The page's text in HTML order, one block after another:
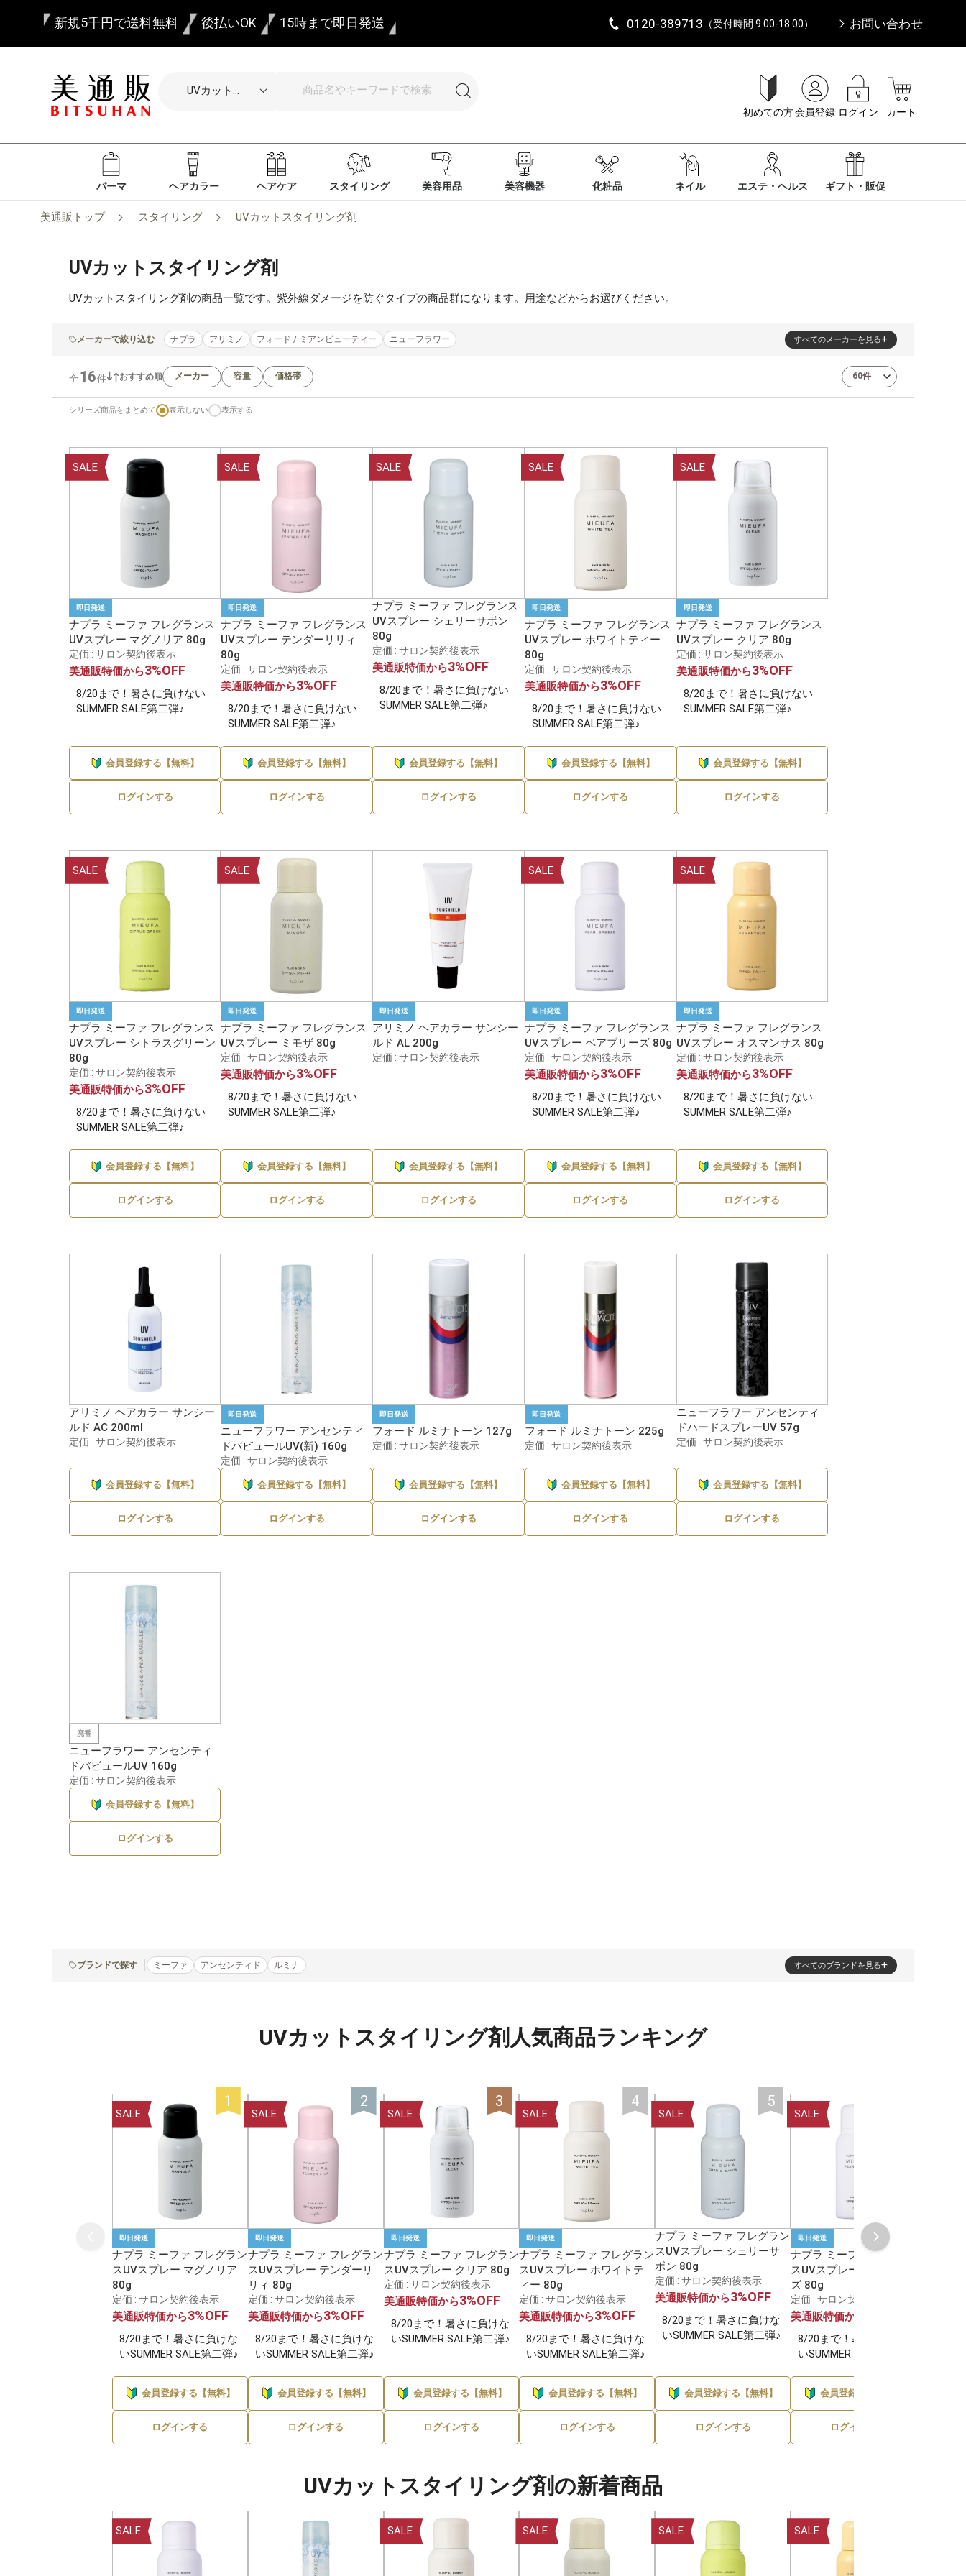
新規5千円で送料無料 後払いOK 15時まで即日発送 0120-389713 （受付時間 9:00-18:00） お問い合わせ
初めての方会員登録 ログイン カート
パーマ ヘアカラー ヘアケア スタイリング 美容用品 美容機器 化粧品 ネイル エステ・ヘルス ギフト・販促
美通販トップ スタイリング UVカットスタイリング剤
UVカットスタイリング剤
UVカットスタイリング剤の商品一覧です。紫外線ダメージを防ぐタイプの商品群になります。用途などからお選びください。
メーカーで絞り込む ナプラ アリミノ フォード / ミアンビューティー ニューフラワー すべてのメーカーを見る
全 16件 おすすめ順 メーカー 容量 価格帯
シリーズ商品をまとめて 表示しない 表示する
1
9件
フォード / ミアンビューティ
〜100ml・g未満
100〜300ml・g
300〜500ml・g
500ml・g〜1L・kg
1L・kg以上
〜1,000円
1,000〜3,000円
3,000〜5,000円
5,000〜10,000円
10,000円以上
SALE
即日発送
ナプラ ミーファ フレグランス
UVスプレー マグノリア 80g
定価 : サロン契約後表示
美通販特価から3%OFF
8/20まで！暑さに負けない
SUMMER SALE第二弾♪
会員登録する【無料】
ログインする
SALE
即日発送
ナプラ ミーファ フレグランス
UVスプレー テンダーリリィ
80g
定価 : サロン契約後表示
美通販特価から3%OFF
8/20まで！暑さに負けない
SUMMER SALE第二弾♪
会員登録する【無料】
ログインする
SALE
ナプラ ミーファ フレグランス
UVスプレー シェリーサボン
80g
定価 : サロン契約後表示
美通販特価から3%OFF
8/20まで！暑さに負けない
SUMMER SALE第二弾♪
会員登録する【無料】
ログインする
SALE
即日発送
ナプラ ミーファ フレグランス
UVスプレー ホワイトティー
80g
定価 : サロン契約後表示
美通販特価から3%OFF
8/20まで！暑さに負けない
SUMMER SALE第二弾♪
会員登録する【無料】
ログインする
SALE
即日発送
ナプラ ミーファ フレグランス
UVスプレー クリア 80g
定価 : サロン契約後表示
美通販特価から3%OFF
8/20まで！暑さに負けない
SUMMER SALE第二弾♪
会員登録する【無料】
ログインする
SALE
即日発送
ナプラ ミーファ フレグランス
UVスプレー シトラスグリーン
80g
定価 : サロン契約後表示
美通販特価から3%OFF
8/20まで！暑さに負けない
SUMMER SALE第二弾♪
会員登録する【無料】
ログインする
SALE
即日発送
ナプラ ミーファ フレグランス
UVスプレー ミモザ 80g
定価 : サロン契約後表示
美通販特価から3%OFF
8/20まで！暑さに負けない
SUMMER SALE第二弾♪
会員登録する【無料】
ログインする
即日発送
アリミノ ヘアカラー サンシー
ルド AL 200g
定価 : サロン契約後表示
会員登録する【無料】
ログインする
SALE
即日発送
ナプラ ミーファ フレグランス
UVスプレー ペアブリーズ 80g
定価 : サロン契約後表示
美通販特価から3%OFF
8/20まで！暑さに負けない
SUMMER SALE第二弾♪
会員登録する【無料】
ログインする
SALE
即日発送
ナプラ ミーファ フレグランス
UVスプレー オスマンサス 80g
定価 : サロン契約後表示
美通販特価から3%OFF
8/20まで！暑さに負けない
SUMMER SALE第二弾♪
会員登録する【無料】
ログインする
アリミノ ヘアカラー サンシー
ルド AC 200ml
定価 : サロン契約後表示
会員登録する【無料】
ログインする
即日発送
ニューフラワー アンセンティ
ドバビュールUV(新) 160g
定価 : サロン契約後表示
会員登録する【無料】
ログインする
即日発送
フォード ルミナトーン 127g
定価 : サロン契約後表示
会員登録する【無料】
ログインする
即日発送
フォード ルミナトーン 225g
定価 : サロン契約後表示
会員登録する【無料】
ログインする
ニューフラワー アンセンティ
ドハードスプレーUV 57g
定価 : サロン契約後表示
会員登録する【無料】
ログインする
廃番
ニューフラワー アンセンティ
ドバビュールUV 160g
定価 : サロン契約後表示
会員登録する【無料】
ログインする
ブランドで探す ミーファ アンセンティド ルミナ すべてのブランドを見る
UVカットスタイリング剤人気商品ランキング
SALE
即日発送
ナプラ ミーファ フレグラン
スUVスプレー マグノリア
80g
定価 : サロン契約後表示
美通販特価から3%OFF
8/20まで！暑さに負けな
いSUMMER SALE第二弾♪
会員登録する【無料】
ログインする
SALE
即日発送
ナプラ ミーファ フレグラン
スUVスプレー テンダーリ
リィ 80g
定価 : サロン契約後表示
美通販特価から3%OFF
8/20まで！暑さに負けな
いSUMMER SALE第二弾♪
会員登録する【無料】
ログインする
SALE
即日発送
ナプラ ミーファ フレグラン
スUVスプレー クリア 80g
定価 : サロン契約後表示
美通販特価から3%OFF
8/20まで！暑さに負けな
いSUMMER SALE第二弾♪
会員登録する【無料】
ログインする
SALE
即日発送
ナプラ ミーファ フレグラン
スUVスプレー ホワイトテ
ィー 80g
定価 : サロン契約後表示
美通販特価から3%OFF
8/20まで！暑さに負けな
いSUMMER SALE第二弾♪
会員登録する【無料】
ログインする
SALE
ナプラ ミーファ フレグラン
スUVスプレー シェリーサ
ボン 80g
定価 : サロン契約後表示
美通販特価から3%OFF
8/20まで！暑さに負けな
いSUMMER SALE第二弾♪
会員登録する【無料】
ログインする
SALE
即日発送
ナプラ ミーファ フレグラン
スUVスプレー ペアブリー
ズ 80g
定価 : サロン契約後表示
美通販特価から
8/20まで！暑さに負けな
いSUMMER SALE第二弾♪
会員登録する【無料】
ログインする
UVカットスタイリング剤の新着商品
SALE SALE SALE SALE SALE